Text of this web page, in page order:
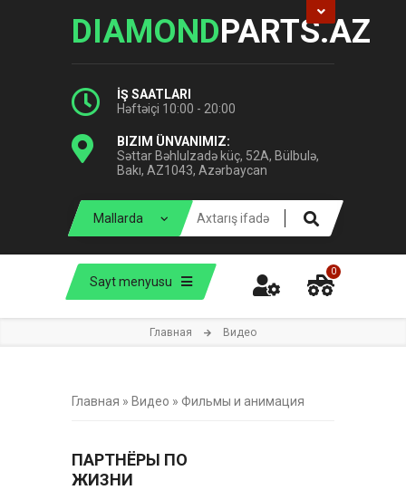
DIAMONDPARTS.AZ
İŞ SAATLARI
Həftəiçi 10:00 - 20:00
BIZIM ÜNVANIMIZ:
Səttar Bəhlulzadə küç, 52A, Bülbulə,
Bakı, AZ1043, Azərbaycan
Sayt menyusu
0
Главная Видео
Главная » Видео » Фильмы и анимация
ПАРТНЁРЫ ПО
ЖИЗНИ